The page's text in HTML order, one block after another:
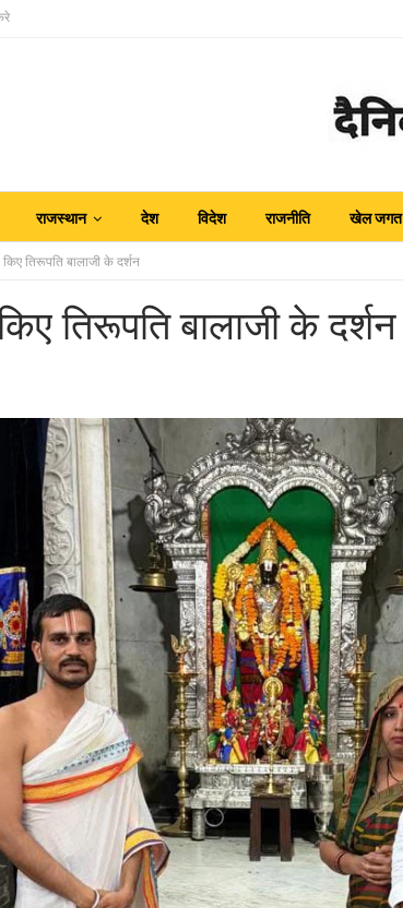
राजस्थान देश विदेश राजनीति खेल जगत
तिरूपति बालाजी के दर्शन
तिरूपति बालाजी के दर्शन